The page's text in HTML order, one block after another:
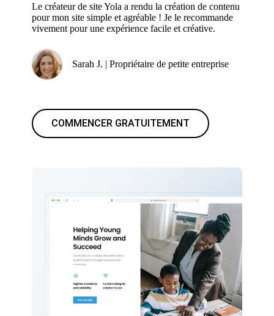
Le créateur de site Yola a rendu la création de contenu
pour mon site simple et agréable ! Je le recommande
vivement pour une expérience facile et créative.
Sarah J. | Propriétaire de petite entreprise
COMMENCER GRATUITEMENT